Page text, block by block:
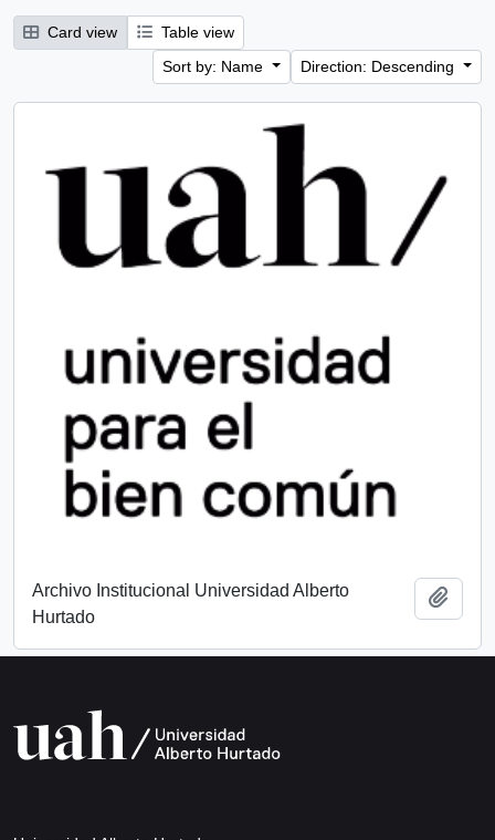
Card view
Table view
Sort by: Name
Direction: Descending
Archivo Institucional Universidad Alberto
Hurtado